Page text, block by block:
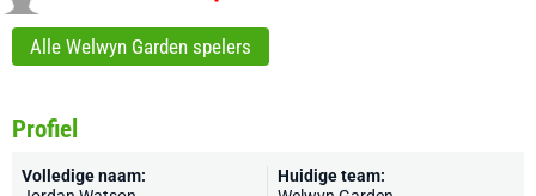
Alle Welwyn Garden spelers
Profiel
Volledige naam:
Huidige team: